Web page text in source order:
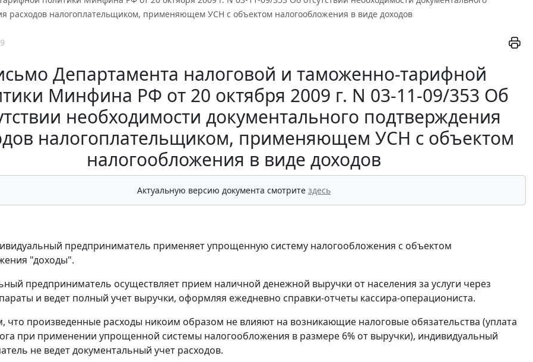
расходов налогоплательщиком, применяющем УСН с объектом налогообложения в виде доходов
Департамента налоговой и таможенно-тарифной
Минфина РФ от 20 октября 2009 г. N 03-11-09/353 Об
необходимости документального подтверждения
налогоплательщиком, применяющем УСН с объектом
налогообложения в виде доходов
Актуальную версию документа смотрите здесь
предприниматель применяет упрощенную систему налогообложения с объектом
"доходы".
предприниматель осуществляет прием наличной денежной выручки от населения за услуги через
и ведет полный учет выручки, оформляя ежедневно справки-отчеты кассира-операциониста.
что произведенные расходы никоим образом не влияют на возникающие налоговые обязательства (уплата
при применении упрощенной системы налогообложения в размере 6% от выручки), индивидуальный
не ведет документальный учет расходов.